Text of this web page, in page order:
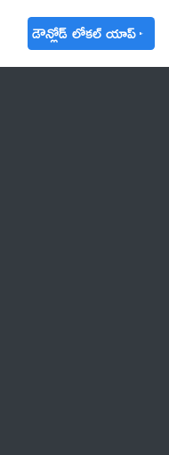
డౌన్లోడ్ లోకల్ యాప్